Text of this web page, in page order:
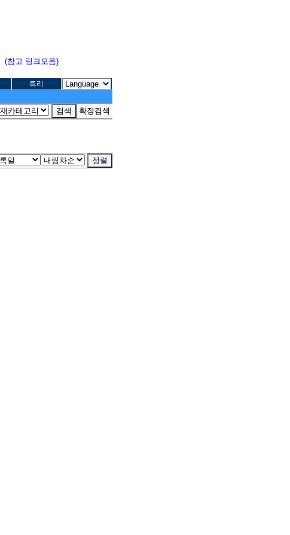
(참고 링크모음)
트리
확장검색